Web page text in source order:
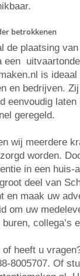
betrokkenen
de plaatsing
een
is
en bedrijven.
eenvoudig
geregeld.
wij meerdere
worden.
in een huis-
deel van
en maak uw
om uw
collega’s
heeft u
8005707. Of